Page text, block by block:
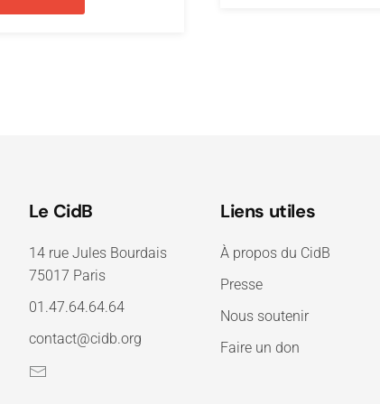
Le CidB
14 rue Jules Bourdais
75017 Paris
01.47.64.64.64
contact@cidb.org
Liens utiles
À propos du CidB
Presse
Nous soutenir
Faire un don